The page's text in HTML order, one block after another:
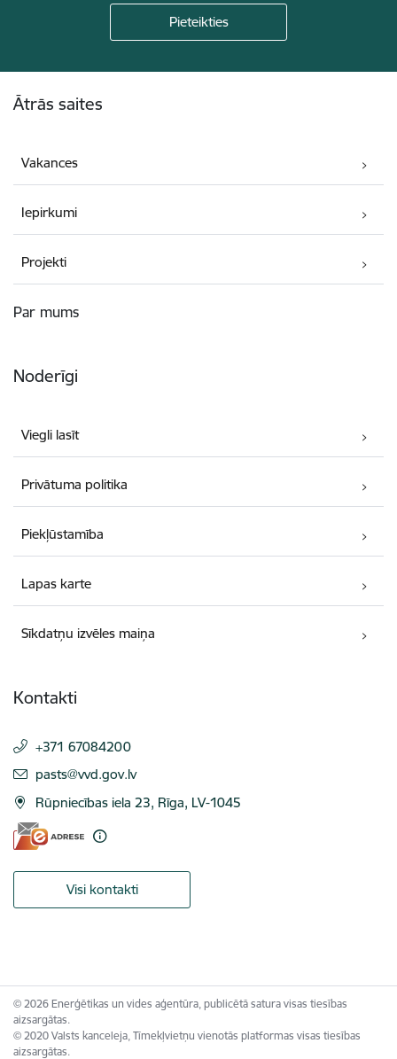
Ātrās saites
Vakances
Iepirkumi
Projekti
Par mums
Noderīgi
Viegli lasīt
Privātuma politika
Piekļūstamība
Lapas karte
Sīkdatņu izvēles maiņa
Kontakti
+371 67084200
E-pasts:
pasts@vvd.gov.lv
Rūpniecības iela 23, Rīga, LV-1045
Visi kontakti
© 2026 Enerģētikas un vides aģentūra, publicētā satura visas tiesības
aizsargātas.
© 2020 Valsts kanceleja, Tīmekļvietņu vienotās platformas visas tiesības
aizsargātas.